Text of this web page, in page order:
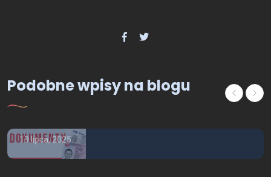
Podobne wpisy na blogu
Tu kupisz Prawo Jazdy - Dowód
Osobisty - i inne
19 lipca, 2025